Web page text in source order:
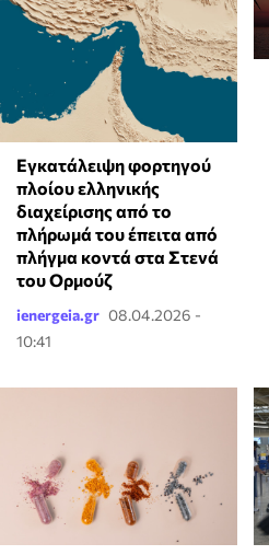
Εγκατάλειψη φορτηγού
πλοίου ελληνικής
διαχείρισης από το
πλήρωμά του έπειτα από
πλήγμα κοντά στα Στενά
του Ορμούζ
ienergeia.gr 08.04.2026 -
10:41